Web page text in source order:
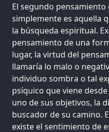
El segundo
simplemente es aquella
la búsqueda espiritual.
pensamiento de una
lugar, la virtud del
llamaría lo malo o
individuo sombra o tal
psíquico que viene
uno de sus objetivos, la
buscador de su camino.
existe el sentimiento de